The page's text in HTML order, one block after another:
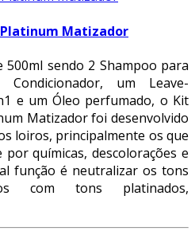
Matizador
500ml sendo 2 Shampoo para
um Leave-
e um Óleo perfumado, o Kit
Matizador foi desenvolvido
loiros, principalmente os que
químicas, descolorações e
função é neutralizar os tons
os com tons platinados,